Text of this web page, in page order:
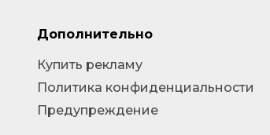
Дополнительно
Купить рекламу
Политика конфиденциальности
Предупреждение